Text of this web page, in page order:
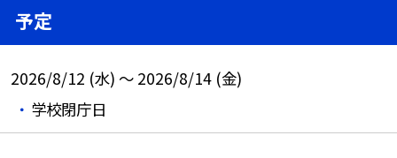
予定
2026/8/12 (水) ～ 2026/8/14 (金)
学校閉庁日